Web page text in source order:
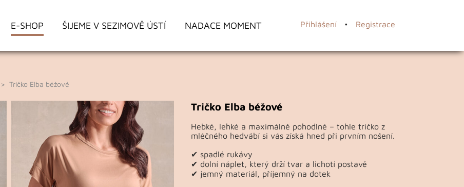
E-SHOP ŠIJEME V SEZIMOVĚ ÚSTÍ NADACE MOMENT Přihlášení• Registrace
> Tričko Elba béžové
Tričko Elba béžové
Hebké, lehké a maximálně pohodlné – tohle tričko z
mléčného hedvábí si vás získá hned při prvním nošení.
✔ spadlé rukávy
✔ dolní náplet, který drží tvar a lichotí postavě
✔ jemný materiál, příjemný na dotek